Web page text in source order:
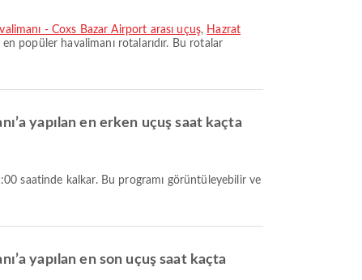
- Coxs Bazar Airport arası uçuş, Hazrat
en popüler havalimanı rotalarıdır. Bu rotalar
yapılan en erken uçuş saat kaçta
yapılan en son uçuş saat kaçta